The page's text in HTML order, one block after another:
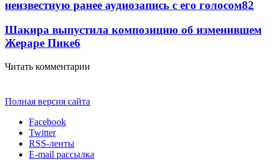
неизвестную ранее аудиозапись с его голосом82
Шакира выпустила композицию об изменившем
Жераре Пике6
Читать комментарии
Полная версия сайта
Facebook
Twitter
RSS-ленты
E-mail рассылка